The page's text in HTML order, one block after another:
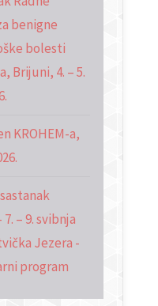
benigne
bolesti
Brijuni, 4. – 5.
KROHEM-a,
– 9. svibnja
Jezera -
program